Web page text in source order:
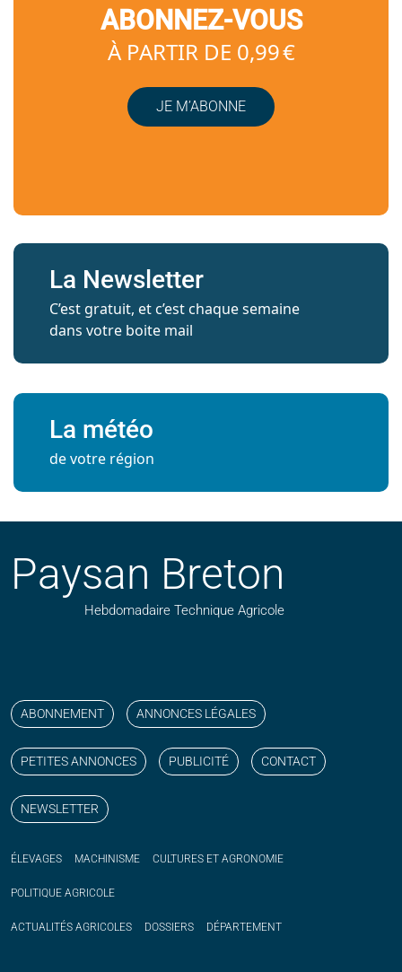
ABONNEZ-VOUS
À PARTIR DE 0,99 €
JE M’ABONNE
La Newsletter
C’est gratuit, et c’est chaque semaine
dans votre boite mail
La météo
de votre région
Paysan Breton
Hebdomadaire Technique Agricole
ABONNEMENT ANNONCES LÉGALES
PETITES ANNONCES PUBLICITÉ CONTACT
NEWSLETTER
ÉLEVAGES MACHINISME CULTURES ET AGRONOMIE
POLITIQUE AGRICOLE
ACTUALITÉS AGRICOLES DOSSIERS DÉPARTEMENT